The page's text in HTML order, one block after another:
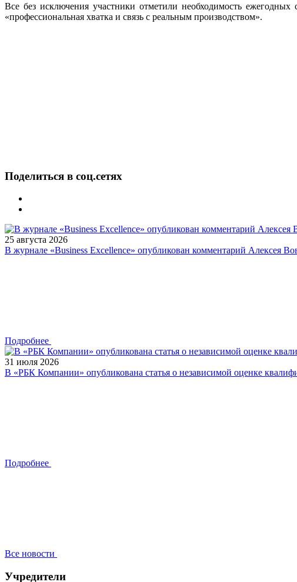
Все без исключения участники отметили необходимость
«профессиональная хватка и связь с реальным производством».
Поделиться в соц.сетях
25 августа 2026
В журнале «Business Excellence» опубликован комментарий Алексея
Подробнее
31 июля 2026
В «РБК Компании» опубликована статья о независимой оценке
Подробнее
Все новости
Учредители